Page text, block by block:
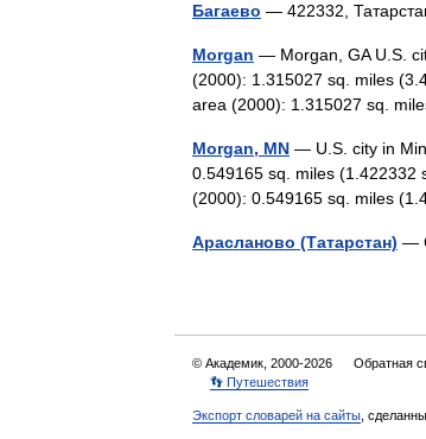
Багаево — 422332,
Morgan — Morgan, GA U.S.
(2000): 1.315027 sq. miles
area (2000): 1.315027 sq.
Morgan, MN — U.S. city in
0.549165 sq. miles (1.422332
(2000): 0.549165 sq. miles
Арасланово (Татарстан) —
© Академик, 2000-2026 Обратная
👣 Путешествия
Экспорт словарей на сайты ,